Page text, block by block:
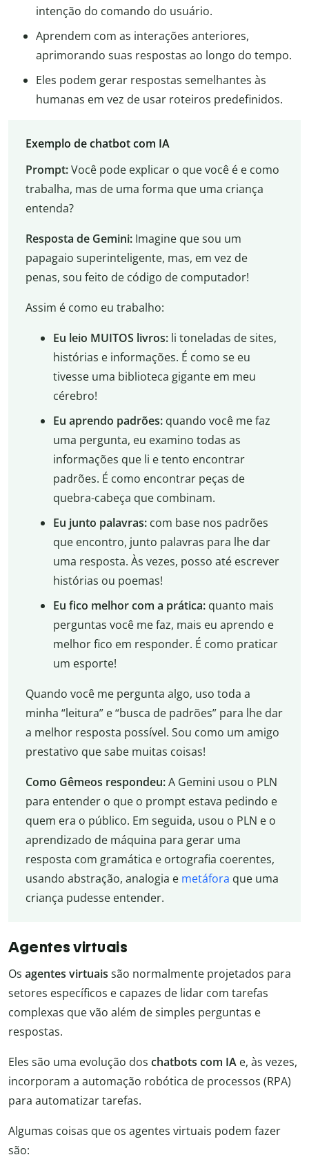
intenção do comando do usuário.
Aprendem com as interações anteriores,
aprimorando suas respostas ao longo do tempo.
Eles podem gerar respostas semelhantes às
humanas em vez de usar roteiros predefinidos.
Exemplo de chatbot com IA
Prompt:Você pode explicar o que você é e como
trabalha, mas de uma forma que uma criança
entenda?
Resposta de Gemini: Imagine que sou um
papagaio superinteligente, mas, em vez de
penas, sou feito de código de computador!
Assim é como eu trabalho:
Eu leio MUITOS livros:li toneladas de sites,
histórias e informações. É como se eu
tivesse uma biblioteca gigante em meu
cérebro!
Eu aprendo padrões:quando você me faz
uma pergunta, eu examino todas as
informações que li e tento encontrar
padrões. É como encontrar peças de
quebra-cabeça que combinam.
Eu junto palavras: com base nos padrões
que encontro, junto palavras para lhe dar
uma resposta. Às vezes, posso até escrever
histórias ou poemas!
Eu fico melhor com a prática: quanto mais
perguntas você me faz, mais eu aprendo e
melhor fico em responder. É como praticar
um esporte!
Quando você me pergunta algo, uso toda a
minha “leitura” e “busca de padrões” para lhe dar
a melhor resposta possível. Sou como um amigo
prestativo que sabe muitas coisas!
Como Gêmeos respondeu:A Gemini usou o PLN
para entender o que o prompt estava pedindo e
quem era o público. Em seguida, usou o PLN e o
aprendizado de máquina para gerar uma
resposta com gramática e ortografia coerentes,
usando abstração, analogia e metáfora que uma
criança pudesse entender.
Agentes virtuais
Os agentes virtuais são normalmente projetados para
setores específicos e capazes de lidar com tarefas
complexas que vão além de simples perguntas e
respostas.
Eles são uma evolução dos chatbots com IA e, às vezes,
incorporam a automação robótica de processos (RPA)
para automatizar tarefas.
Algumas coisas que os agentes virtuais podem fazer
são: